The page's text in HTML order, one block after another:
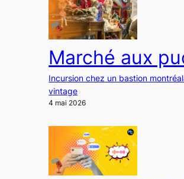
Marché aux
Incursion chez un bastion
vintage
4 mai 2026